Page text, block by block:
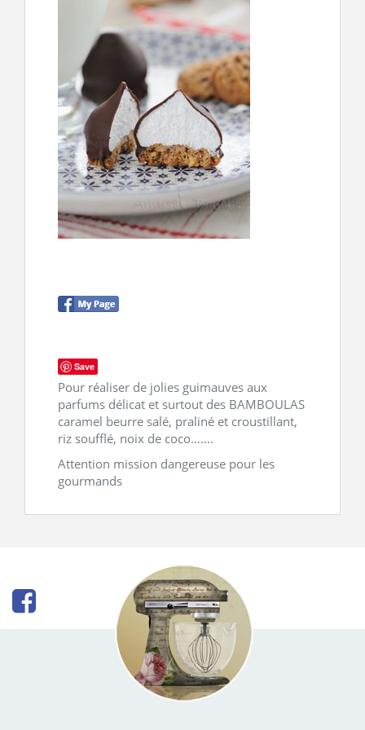
Save
Pour réaliser de jolies guimauves aux
parfums délicat et surtout des BAMBOULAS
caramel beurre salé, praliné et croustillant,
riz soufflé, noix de coco…….
Attention mission dangereuse pour les
gourmands